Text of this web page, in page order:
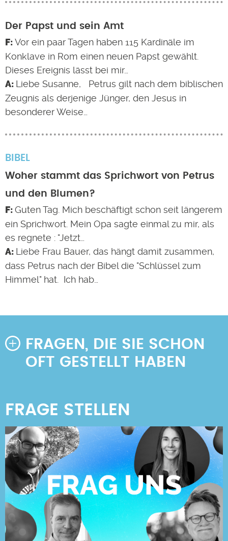
Der Papst und sein Amt
Vor ein paar Tagen haben 115 Kardinäle im
Konklave in Rom einen neuen Papst gewählt.
Dieses Ereignis lässt bei mir…
Liebe Susanne, Petrus gilt nach dem biblischen
Zeugnis als derjenige Jünger, den Jesus in
besonderer Weise…
BIBEL
Woher stammt das Sprichwort von Petrus
und den Blumen?
Guten Tag. Mich beschäftigt schon seit längerem
ein Sprichwort. Mein Opa sagte einmal zu mir, als
es regnete : "Jetzt…
Liebe Frau Bauer, das hängt damit zusammen,
dass Petrus nach der Bibel die "Schlüssel zum
Himmel" hat. Ich hab…
FRAGEN, DIE SIE SCHON
OFT GESTELLT HABEN